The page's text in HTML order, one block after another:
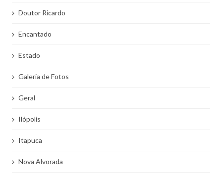
Doutor Ricardo
Encantado
Estado
Galeria de Fotos
Geral
Ilópolis
Itapuca
Nova Alvorada